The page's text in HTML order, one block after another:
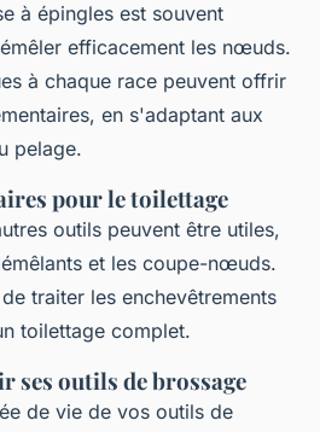
à épingles est souvent
efficacement les nœuds.
à chaque race peuvent offrir
en s'adaptant aux
pelage.
pour le toilettage
outils peuvent être utiles,
et les coupe-nœuds.
traiter les enchevêtrements
toilettage complet.
ses outils de brossage
de vie de vos outils de